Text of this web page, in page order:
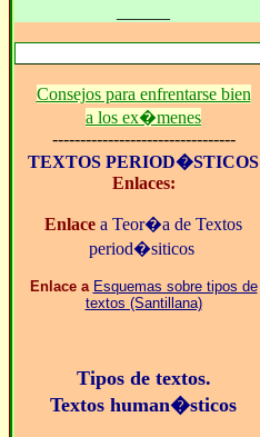
Consejos para enfrentarse bien
a los ex�menes
---------------------------------
TEXTOS PERIOD�STICOS
Enlaces:
Enlace a Teor�a de Textos
period�siticos
Enlace a Esquemas sobre tipos de
textos (Santillana)
Tipos de textos.
Textos human�sticos